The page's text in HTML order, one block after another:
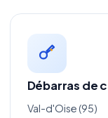
Débarras de
Val-d'Oise (95)